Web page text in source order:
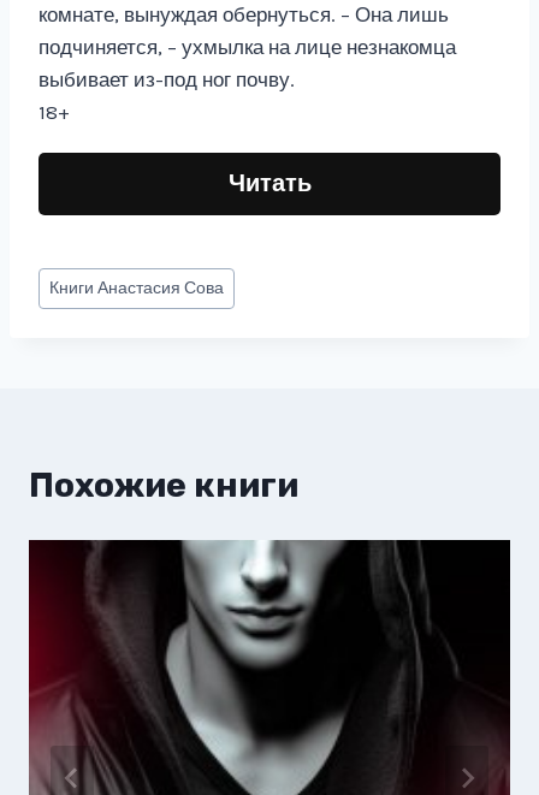
комнате, вынуждая обернуться. – Она лишь
подчиняется, – ухмылка на лице незнакомца
выбивает из-под ног почву.
18+
Читать
Метки
записи:
КнигиАнастасия Сова
Похожие книги